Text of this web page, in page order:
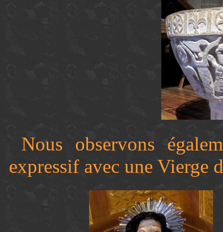
Nous observons
expressif avec une Vierge